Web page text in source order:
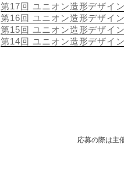
第17回 ユニオン造形デザイ
第16回 ユニオン造形デザイ
第15回 ユニオン造形デザイ
第14回 ユニオン造形デザイ
応募の際は主